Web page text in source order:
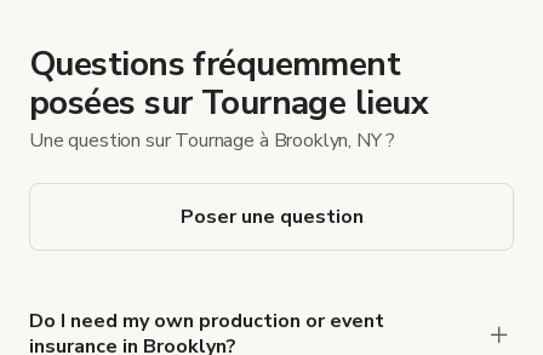
Questions fréquemment
posées sur Tournage lieux
Une question sur Tournage à Brooklyn, NY ?
Poser une question
Do I need my own production or event
insurance in Brooklyn?